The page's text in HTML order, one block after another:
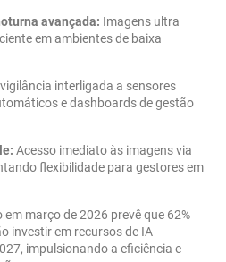
avançada: Imagens ultra
em ambientes de baixa
interligada a sensores
e dashboards de gestão
Acesso imediato às imagens via
flexibilidade para gestores em
março de 2026 prevê que 62%
investir em recursos de IA
impulsionando a eficiência e